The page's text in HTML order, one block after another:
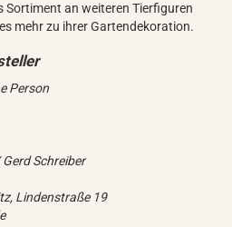
Sortiment an weiteren Tierfiguren
mehr zu ihrer Gartendekoration.
Person
Schreiber
Lindenstraße 19